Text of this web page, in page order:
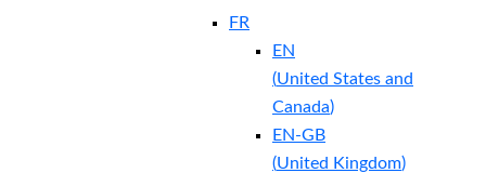
FR
EN
(United States and
Canada)
EN-GB
(United Kingdom)